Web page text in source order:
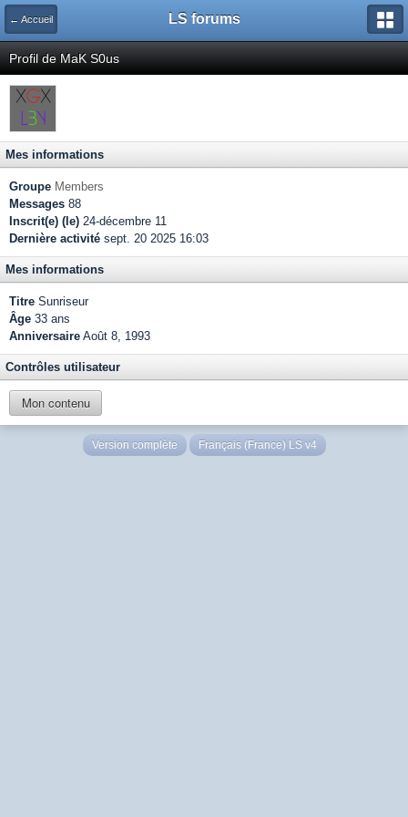
← Accueil LS forums
Profil de MaK S0us
Mes informations
Groupe Members
Messages 88
Inscrit(e) (le) 24-décembre 11
Dernière activité sept. 20 2025 16:03
Mes informations
Titre Sunriseur
Âge 33 ans
Anniversaire Août 8, 1993
Contrôles utilisateur
Mon contenu
Version complète Français (France) LS v4